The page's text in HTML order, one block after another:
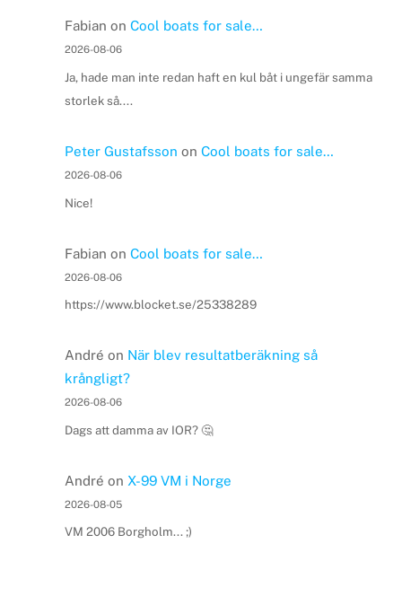
Fabian on Cool boats for sale…
2026-08-06
Ja, hade man inte redan haft en kul båt i ungefär samma
storlek så....
Peter Gustafsson on Cool boats for sale…
2026-08-06
Nice!
Fabian on Cool boats for sale…
2026-08-06
https://www.blocket.se/25338289
André on När blev resultatberäkning så
krångligt?
2026-08-06
Dags att damma av IOR? 🤔
André on X-99 VM i Norge
2026-08-05
VM 2006 Borgholm... ;)